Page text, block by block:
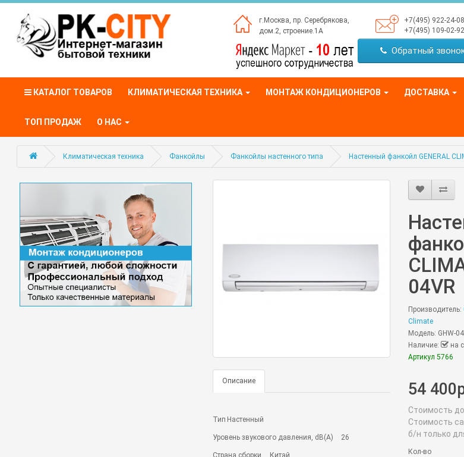
г.Москва, пр. Серебрякова,
дом.2, строение.1А
+7(495) 922-24-08
+7(495) 109-02-92
Обратный
КАТАЛОГ ТОВАРОВ КЛИМАТИЧЕСКАЯ ТЕХНИКА МОНТАЖ КОНДИЦИОНЕРОВ ДОСТАВКА
ТОП ПРОДАЖ О НАС
Климатическая техника Фанкойлы Фанкойлы настенного типа Настенный фанкойл GENERAL
Описание
Тип Настенный
Уровень звукового давления, dB(A) 26
04VR
Производитель:
Climate
Модель: GHW-
Наличие:
на
Артикул 5766
54
Стоимость
Стоимость
б/н только
Кол-во